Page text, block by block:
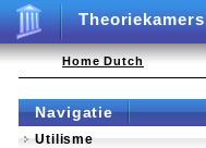
Theoriekamers
Home Dutch
Navigatie
Utilisme